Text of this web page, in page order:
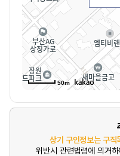
50m
상기 구인정보는 구직
위반시 관련법령에 의거